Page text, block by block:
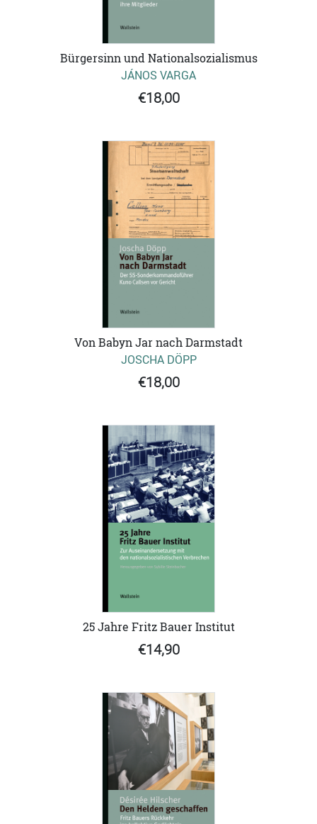
Bürgersinn und Nationalsozialismus
JÁNOS VARGA
€18,00
Von Babyn Jar nach Darmstadt
JOSCHA DÖPP
€18,00
25 Jahre Fritz Bauer Institut
€14,90